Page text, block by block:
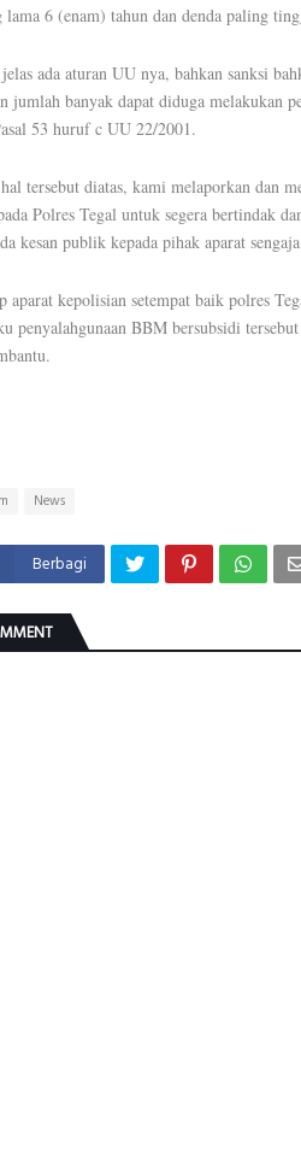
lama 6 (enam) tahun dan denda paling
ada aturan UU nya, bahkan sanksi
jumlah banyak dapat diduga melakukan
53 huruf c UU 22/2001.
tersebut diatas, kami melaporkan dan
Polres Tegal untuk segera bertindak
kesan publik kepada pihak aparat
aparat kepolisian setempat baik polres
penyalahgunaan BBM bersubsidi
News
Berbagi